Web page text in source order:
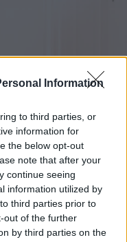
Information
to third parties, or
information for
the below opt-out
note that after your
continue seeing
information utilized by
third parties prior to
out of the further
by third parties on the
το καλώδιο και η
στους